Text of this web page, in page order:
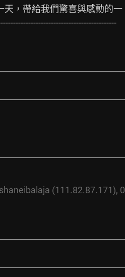
天，帶給我們驚喜與感動的一
shaneibalaja (111.82.87.171), 0